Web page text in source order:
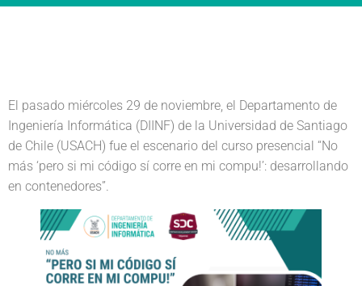
El pasado miércoles 29 de noviembre, el Departamento de
Ingeniería Informática (DIINF) de la Universidad de Santiago
de Chile (USACH) fue el escenario del curso presencial “No
más ‘pero si mi código sí corre en mi compu!’: desarrollando
en contenedores”.